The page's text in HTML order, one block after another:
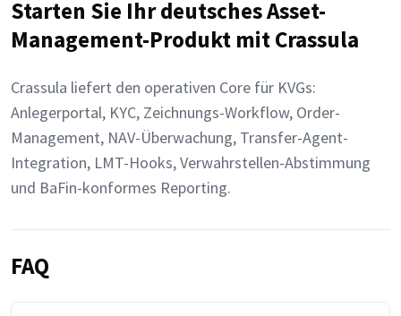
Starten Sie Ihr deutsches Asset-
Management-Produkt mit Crassula
Crassula liefert den operativen Core für KVGs:
Anlegerportal, KYC, Zeichnungs-Workflow, Order-
Management, NAV-Überwachung, Transfer-Agent-
Integration, LMT-Hooks, Verwahrstellen-Abstimmung
und BaFin-konformes Reporting.
FAQ